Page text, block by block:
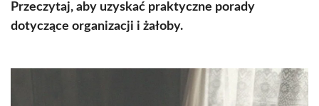
Przeczytaj, aby uzyskać praktyczne porady
dotyczące organizacji i żałoby.